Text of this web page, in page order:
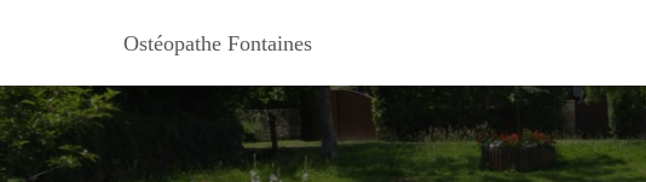
Ostéopathe Fontaines